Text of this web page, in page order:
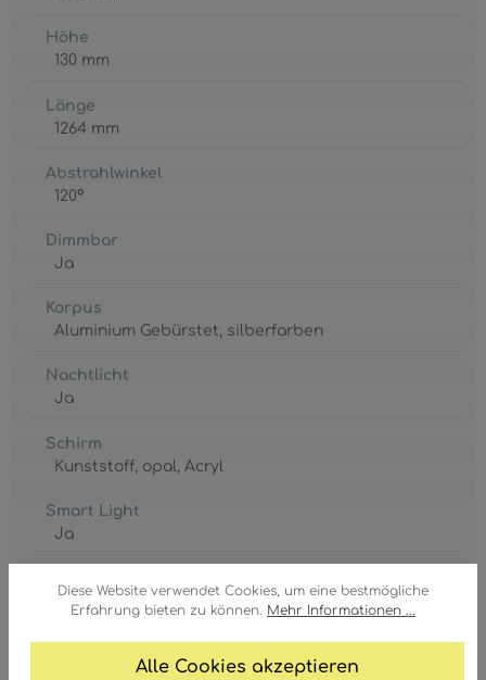
Diese Website verwendet Cookies, um eine bestmögliche
Erfahrung bieten zu können. Mehr Informationen ...
Alle Cookies akzeptieren
Höhe
130 mm
Länge
1264 mm
Abstrahlwinkel
120°
Dimmbar
Ja
Korpus
Aluminium Gebürstet, silberfarben
Nachtlicht
Ja
Schirm
Kunststoff, opal, Acryl
Smart Light
Ja
Ja
Wandschild Ø